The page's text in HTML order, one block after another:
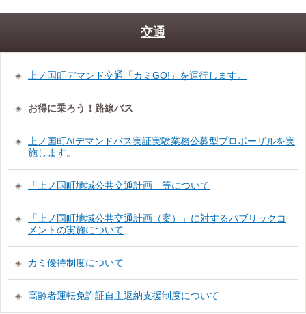
交通
上ノ国町デマンド交通「カミGO!」を運行します。
お得に乗ろう！路線バス
上ノ国町AIデマンドバス実証実験業務公募型プロポーザルを実
施します。
「上ノ国町地域公共交通計画」等について
「上ノ国町地域公共交通計画（案）」に対するパブリックコ
メントの実施について
カミ優待制度について
高齢者運転免許証自主返納支援制度について